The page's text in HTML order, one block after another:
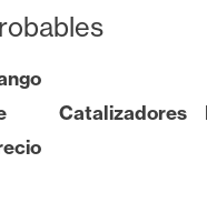
Catalizadores